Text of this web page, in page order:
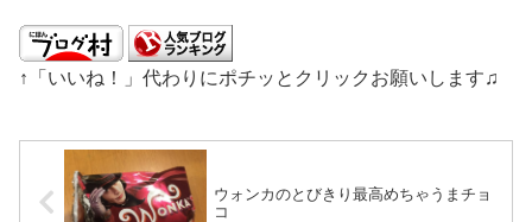
↑「いいね！」代わりにポチッとクリックお願いします♫
ウォンカのとびきり最高めちゃうまチョ
コ